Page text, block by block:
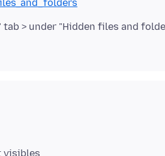
> under "Hidden files and